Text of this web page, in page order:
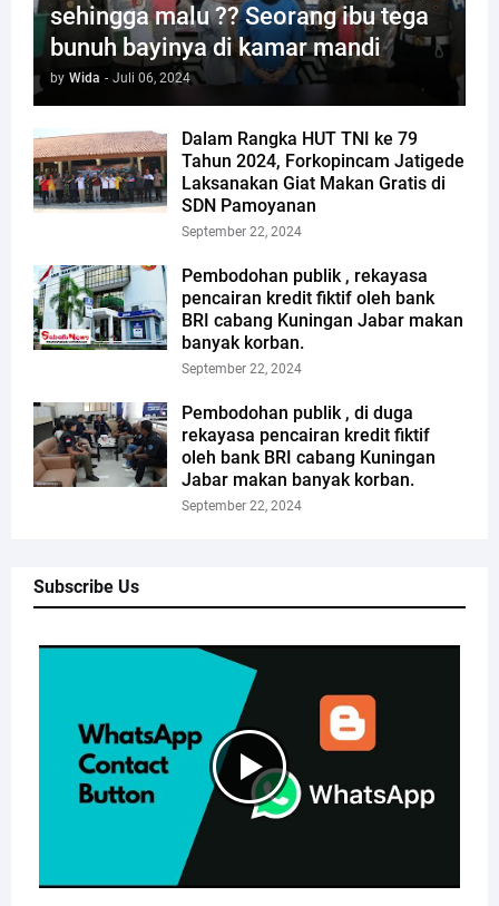
sehingga malu ?? Seorang ibu tega
bunuh bayinya di kamar mandi
by Wida - Juli 06, 2024
Dalam Rangka HUT TNI ke 79
Tahun 2024, Forkopincam Jatigede
Laksanakan Giat Makan Gratis di
SDN Pamoyanan
September 22, 2024
Pembodohan publik , rekayasa
pencairan kredit fiktif oleh bank
BRI cabang Kuningan Jabar makan
banyak korban.
September 22, 2024
Pembodohan publik , di duga
rekayasa pencairan kredit fiktif
oleh bank BRI cabang Kuningan
Jabar makan banyak korban.
September 22, 2024
Subscribe Us